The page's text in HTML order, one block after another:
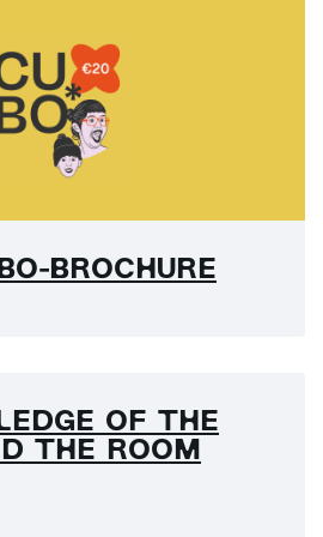
BROCHURE
OF THE
THE ROOM